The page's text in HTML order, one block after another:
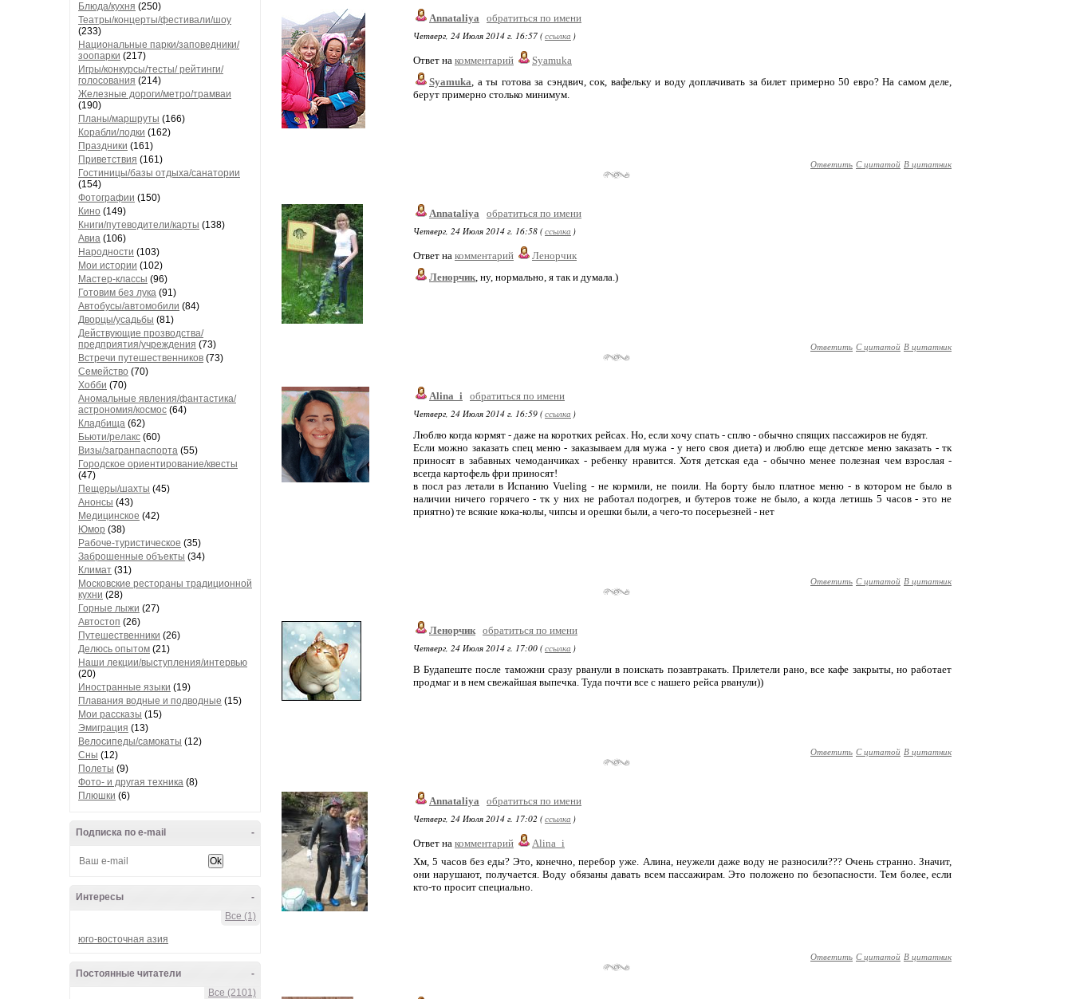
Блюда/кухня (250)
Театры/концерты/фестивали/шоу
(233)
Национальные парки/заповедники/
зоопарки (217)
Игры/конкурсы/тесты/ рейтинги/
голосования (214)
Железные дороги/метро/трамваи
(190)
Планы/маршруты (166)
Корабли/лодки (162)
Праздники (161)
Приветствия (161)
Гостиницы/базы отдыха/санатории
(154)
Фотографии (150)
Кино (149)
Книги/путеводители/карты (138)
Авиа (106)
Народности (103)
Мои истории (102)
Мастер-классы (96)
Готовим без лука (91)
Автобусы/автомобили (84)
Дворцы/усадьбы (81)
Действующие прозводства/
предприятия/учреждения (73)
Встречи путешественников (73)
Семейство (70)
Хобби (70)
Аномальные явления/фантастика/
астрономия/космос (64)
Кладбища (62)
Бьюти/релакс (60)
Визы/загранпаспорта (55)
Городское ориентирование/квесты
(47)
Пещеры/шахты (45)
Анонсы (43)
Медицинское (42)
Юмор (38)
Рабоче-туристическое (35)
Заброшенные объекты (34)
Климат (31)
Московские рестораны традиционной
кухни (28)
Горные лыжи (27)
Автостоп (26)
Путешественники (26)
Делюсь опытом (21)
Наши лекции/выступления/интервью
(20)
Иностранные языки (19)
Плавания водные и подводные (15)
Мои рассказы (15)
Эмиграция (13)
Велосипеды/самокаты (12)
Сны (12)
Полеты (9)
Фото- и другая техника (8)
Плюшки (6)
-
Подписка по e-mail
-
Интересы
Все (1)
юго-восточная азия
-
Постоянные читатели
Все (2101)
Annataliya
обратиться по имени
Четверг, 24 Июля 2014 г. 16:57 (ссылка )
Ответ на комментарий
Syamuka
Syamuka, а ты готова за сэндвич, сок, вафельку и воду доплачивать за билет примерно 50 евро? На самом деле,
берут примерно столько минимум.
Ответить С цитатой В цитатник
Annataliya
обратиться по имени
Четверг, 24 Июля 2014 г. 16:58 (ссылка )
Ответ на комментарий
Ленорчик
Ленорчик, ну, нормально, я так и думала.)
Ответить С цитатой В цитатник
Alina_i обратиться по имени
Четверг, 24 Июля 2014 г. 16:59 (ссылка )
Люблю когда кормят - даже на коротких рейсах. Но, если хочу спать - сплю - обычно спящих пассажиров не будят.
Если можно заказать спец меню - заказываем для мужа - у него своя диета) и люблю еще детское меню заказать - тк
приносят в забавных чемоданчиках - ребенку нравится. Хотя детская еда - обычно менее полезная чем взрослая -
всегда картофель фри приносят!
в посл раз летали в Испанию Vueling - не кормили, не поили. На борту было платное меню - в котором не было в
наличии ничего горячего - тк у них не работал подогрев, и бутеров тоже не было, а когда летишь 5 часов - это не
приятно) те всякие кока-колы, чипсы и орешки были, а чего-то посерьезней - нет
Ответить С цитатой В цитатник
Ленорчик обратиться по имени
Четверг, 24 Июля 2014 г. 17:00 (ссылка )
В Будапеште после таможни сразу рванули в поискать позавтракать. Прилетели рано, все кафе закрыты, но работает
продмаг и в нем свежайшая выпечка. Туда почти все с нашего рейса рванули))
Ответить С цитатой В цитатник
Annataliya
обратиться по имени
Четверг, 24 Июля 2014 г. 17:02 (ссылка )
Ответ на комментарий
Alina_i
Хм, 5 часов без еды? Это, конечно, перебор уже. Алина, неужели даже воду не разносили??? Очень странно. Значит,
они нарушают, получается. Воду обязаны давать всем пассажирам. Это положено по безопасности. Тем более, если
кто-то просит специально.
Ответить С цитатой В цитатник